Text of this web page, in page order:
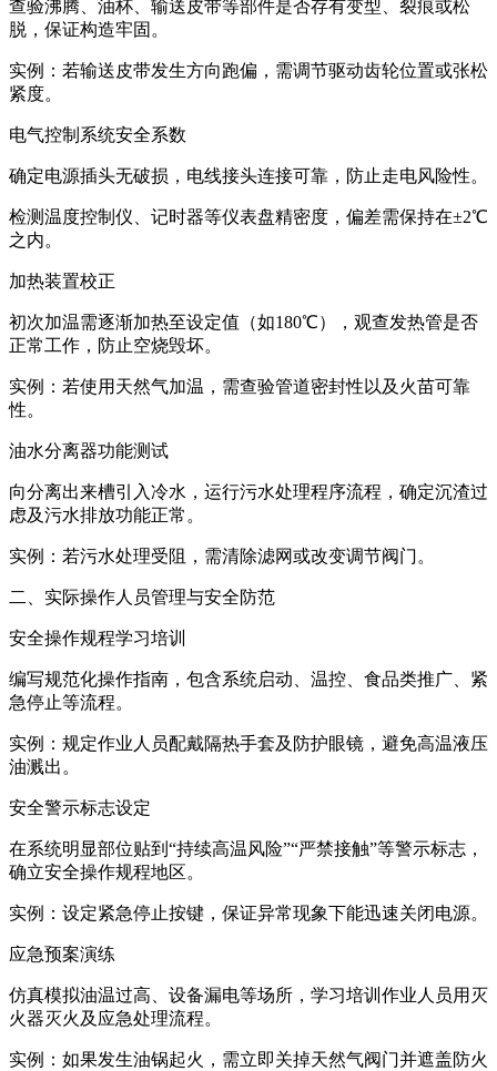
查验沸腾、油杯、输送皮带等部件是否存有变型、裂痕或松
脱，保证构造牢固。
实例：若输送皮带发生方向跑偏，需调节驱动齿轮位置或张松
紧度。
电气控制系统安全系数
确定电源插头无破损，电线接头连接可靠，防止走电风险性。
检测温度控制仪、记时器等仪表盘精密度，偏差需保持在±2℃
之内。
加热装置校正
初次加温需逐渐加热至设定值（如180℃），观查发热管是否
正常工作，防止空烧毁坏。
实例：若使用天然气加温，需查验管道密封性以及火苗可靠
性。
油水分离器功能测试
向分离出来槽引入冷水，运行污水处理程序流程，确定沉渣过
虑及污水排放功能正常。
实例：若污水处理受阻，需清除滤网或改变调节阀门。
二、实际操作人员管理与安全防范
安全操作规程学习培训
编写规范化操作指南，包含系统启动、温控、食品类推广、紧
急停止等流程。
实例：规定作业人员配戴隔热手套及防护眼镜，避免高温液压
油溅出。
安全警示标志设定
在系统明显部位贴到“持续高温风险”“严禁接触”等警示标志，
确立安全操作规程地区。
实例：设定紧急停止按键，保证异常现象下能迅速关闭电源。
应急预案演练
仿真模拟油温过高、设备漏电等场所，学习培训作业人员用灭
火器灭火及应急处理流程。
实例：如果发生油锅起火，需立即关掉天然气阀门并遮盖防火